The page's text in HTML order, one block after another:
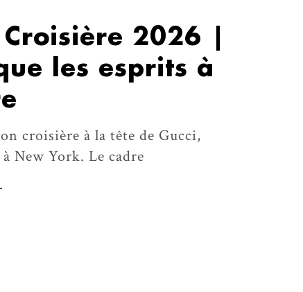
2026 |
les esprits à
croisière à la tête de Gucci,
New York. Le cadre